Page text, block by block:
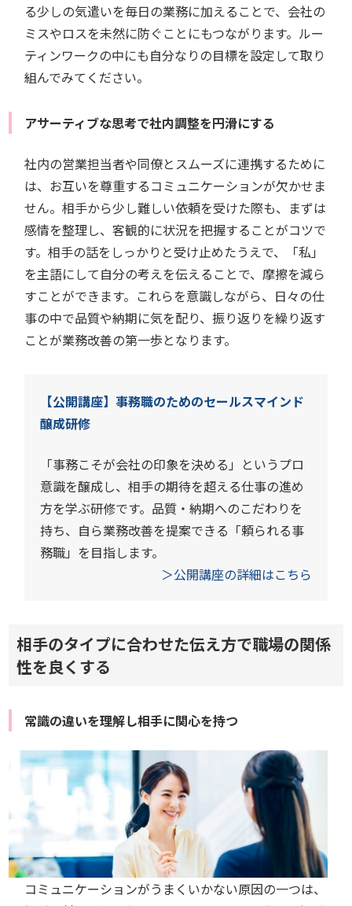
る少しの気遣いを毎日の業務に加えることで、会社の
ミスやロスを未然に防ぐことにもつながります。ルー
ティンワークの中にも自分なりの目標を設定して取り
組んでみてください。
アサーティブな思考で社内調整を円滑にする
社内の営業担当者や同僚とスムーズに連携するために
は、お互いを尊重するコミュニケーションが欠かせま
せん。相手から少し難しい依頼を受けた際も、まずは
感情を整理し、客観的に状況を把握することがコツで
す。相手の話をしっかりと受け止めたうえで、「私」
を主語にして自分の考えを伝えることで、摩擦を減ら
すことができます。これらを意識しながら、日々の仕
事の中で品質や納期に気を配り、振り返りを繰り返す
ことが業務改善の第一歩となります。
【公開講座】事務職のためのセールスマインド
醸成研修
「事務こそが会社の印象を決める」というプロ
意識を醸成し、相手の期待を超える仕事の進め
方を学ぶ研修です。品質・納期へのこだわりを
持ち、自ら業務改善を提案できる「頼られる事
務職」を目指します。
＞公開講座の詳細はこちら
相手のタイプに合わせた伝え方で職場の関係
性を良くする
常識の違いを理解し相手に関心を持つ
コミュニケーションがうまくいかない原因の一つは、